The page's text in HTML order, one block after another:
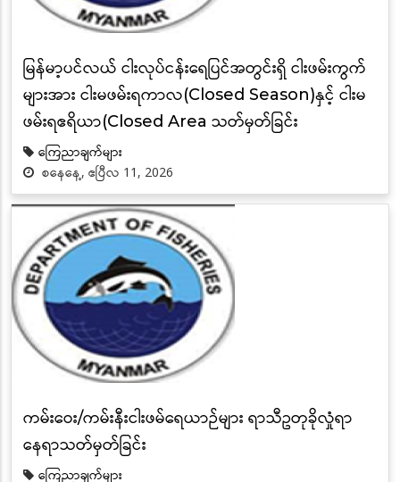
မြန်မာ့ပင်လယ် ငါးလုပ်ငန်းရေပြင်အတွင်းရှိ ငါးဖမ်းကွက်
များအား ငါးမဖမ်းရကာလ(Closed Season)နှင့် ငါးမ
ဖမ်းရဧရိယာ(Closed Area သတ်မှတ်ခြင်း
ကြေညာချက်များ
စနေနေ့, ဧပြီလ 11, 2026
ကမ်းဝေး/ကမ်းနီးငါးဖမ်ရေယာဉ်များ ရာသီဥတုခိုလှုံရာ
နေရာသတ်မှတ်ခြင်း
ကြေညာချက်များ